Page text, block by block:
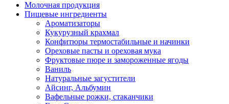
Молочная продукция
Пищевые ингредиенты
Ароматизаторы
Кукурузный крахмал
Конфитюры термостабильные и начинки
Ореховые пасты и ореховая мука
Фруктовые пюре и замороженные ягоды
Ваниль
Натуральные загустители
Айсинг, Альбумин
Вафельные рожки, стаканчики